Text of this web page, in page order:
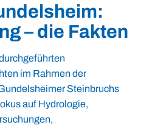
– die Fakten
im Rahmen der
Steinbruchs
auf Hydrologie,